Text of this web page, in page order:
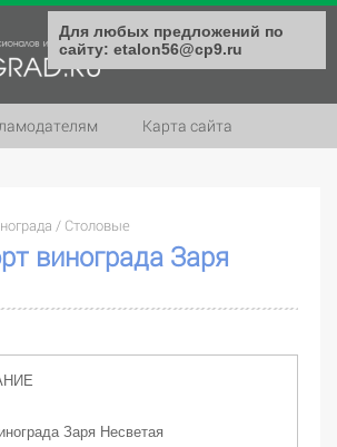
Карта сайта
/ Столовые
винограда Заря
Заря Несветая
Для любых предложений по
сайту: etalon56@cp9.ru